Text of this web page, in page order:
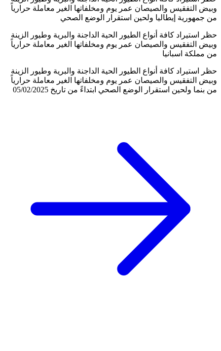
وبيض التفقيس والصيصان عمر يوم ومخلفاتها الغير معاملة حرارياً
من جمهورية إيطاليا ولحين استقرار الوضع الصحي
حظر استيراد كافة أنواع الطيور الحية الداجنة والبرية وطيور الزينة
وبيض التفقيس والصيصان عمر يوم ومخلفاتها الغير معاملة حرارياً
من مملكة اسبانيا
حظر استيراد كافة أنواع الطيور الحية الداجنة والبرية وطيور الزينة
وبيض التفقيس والصيصان عمر يوم ومخلفاتها الغير معاملة حرارياً
من بنما ولحين استقرار الوضع الصحي ابتداءً من تاريخ 05/02/2025